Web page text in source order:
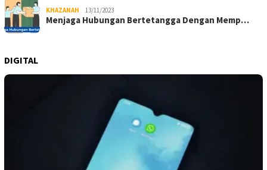
KHAZANAH 13/11/2023
Menjaga Hubungan Bertetangga Dengan Memp…
DIGITAL